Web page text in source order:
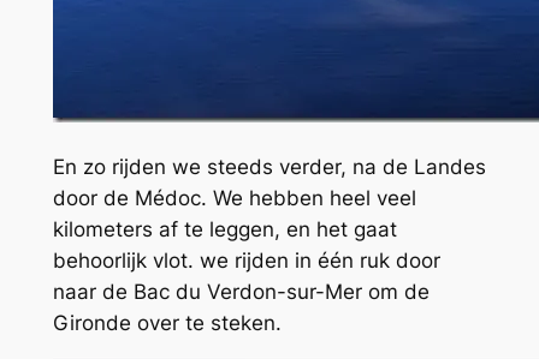
En zo rijden we steeds verder, na de Landes
door de Médoc. We hebben heel veel
kilometers af te leggen, en het gaat
behoorlijk vlot. we rijden in één ruk door
naar de Bac du Verdon-sur-Mer om de
Gironde over te steken.